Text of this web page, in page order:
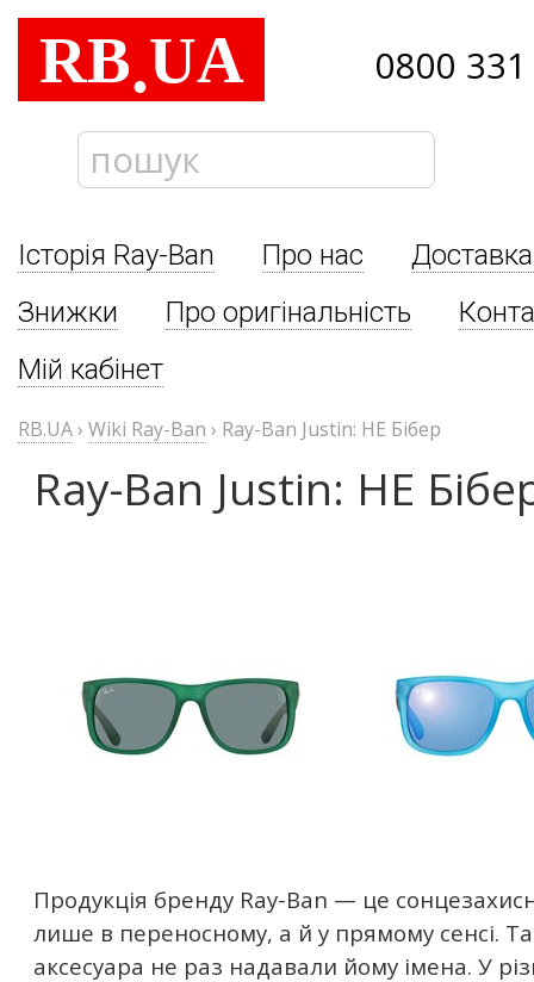
RB.UA 0800
Історія Ray-Ban Про нас
Знижки
Про оригінальність
Мій кабінет
RB.UA› Wiki Ray-Ban › Ray-Ban Justin: НЕ Бібер
Ray-Ban Justin: НЕ
Продукція бренду Ray-Ban — це
лише в переносному, а й у прямому сенсі.
аксесуара не раз надавали йому імена. У